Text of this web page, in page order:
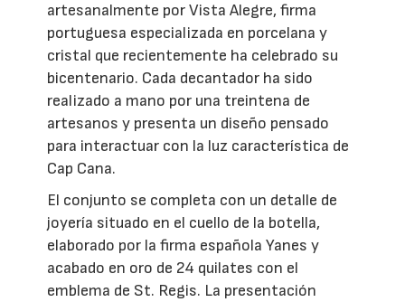
artesanalmente por Vista Alegre, firma
portuguesa especializada en porcelana y
cristal que recientemente ha celebrado su
bicentenario. Cada decantador ha sido
realizado a mano por una treintena de
artesanos y presenta un diseño pensado
para interactuar con la luz característica de
Cap Cana.
El conjunto se completa con un detalle de
joyería situado en el cuello de la botella,
elaborado por la firma española Yanes y
acabado en oro de 24 quilates con el
emblema de St. Regis. La presentación